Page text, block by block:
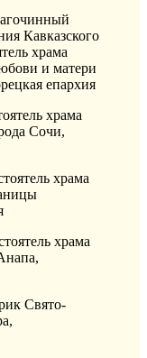
Кавказского
храма
и матери
епархия
храма
Сочи,
храма
храма
Свято-